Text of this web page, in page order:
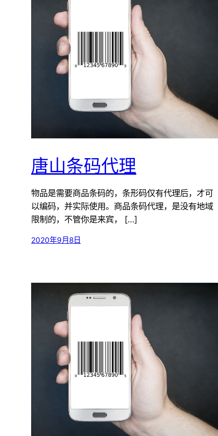
唐山条码代理
物品是需要商品条码的，条形码仅有代理后，才可
以编码，并实际使用。商品条码代理，是没有地域
限制的，不管你是来宾， […]
2020年9月8日